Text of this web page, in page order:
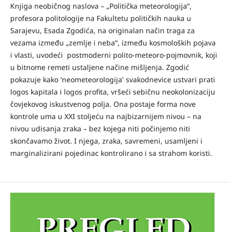
Knjiga neobičnog naslova – „Politička meteorologija“,
profesora politologije na Fakultetu političkih nauka u
Sarajevu, Esada Zgodića, na originalan način traga za
vezama između „zemlje i neba“, između kosmoloških pojava
i vlasti, uvodeći postmoderni polito-meteoro-pojmovnik, koji
u bitnome remeti ustaljene načine mišljenja. Zgodić
pokazuje kako 'neometeorologija' svakodnevice ustvari prati
logos kapitala i logos profita, vršeći sebičnu neokolonizaciju
čovjekovog iskustvenog polja. Ona postaje forma nove
kontrole uma u XXI stoljeću na najbizarnijem nivou – na
nivou udisanja zraka – bez kojega niti počinjemo niti
skončavamo život. I njega, zraka, savremeni, usamljeni i
marginalizirani pojedinac kontrolirano i sa strahom koristi.